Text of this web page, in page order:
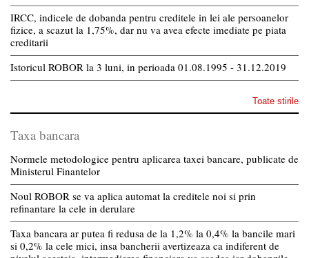
IRCC, indicele de dobanda pentru creditele in lei ale persoanelor
fizice, a scazut la 1,75%, dar nu va avea efecte imediate pe piata
creditarii
Istoricul ROBOR la 3 luni, in perioada 01.08.1995 - 31.12.2019
Toate stirile
Taxa bancara
Normele metodologice pentru aplicarea taxei bancare, publicate de
Ministerul Finantelor
Noul ROBOR se va aplica automat la creditele noi si prin
refinantare la cele in derulare
Taxa bancara ar putea fi redusa de la 1,2% la 0,4% la bancile mari
si 0,2% la cele mici, insa bancherii avertizeaza ca indiferent de